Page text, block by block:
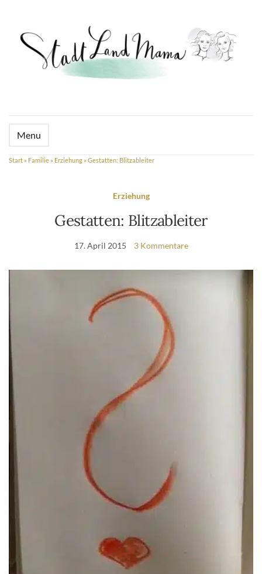
Menu
Start » Familie » Erziehung » Gestatten: Blitzableiter
Erziehung
Gestatten: Blitzableiter
17. April 2015 3 Kommentare